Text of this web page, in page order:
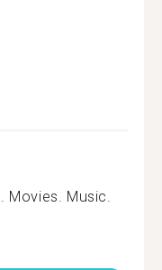
Movies. Music.